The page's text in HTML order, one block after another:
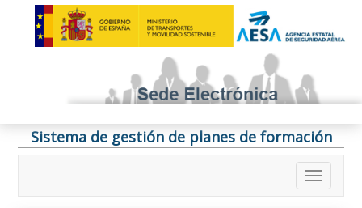
Sistema de gestión de planes de formación